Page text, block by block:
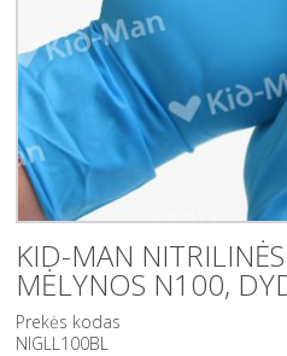
KID-MAN
MĖLYNOS N100,
Prekės kodas
NIGLL100BL